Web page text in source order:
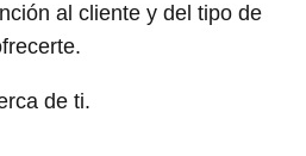
al cliente y del tipo de
de ti.